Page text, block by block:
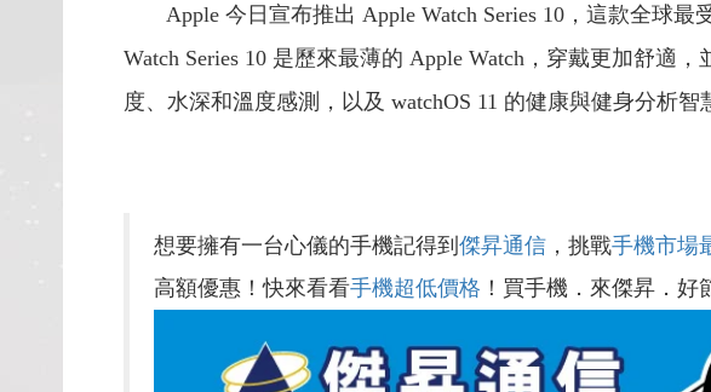
Apple 今日宣布推出 Apple Watch Series 10，這款全球最
Watch Series 10 是歷來最薄的 Apple Watch，穿戴更加舒適
度、水深和溫度感測，以及 watchOS 11 的健康與健身分析智
想要擁有一台心儀的手機記得到傑昇通信 ，挑戰手機市場
高額優惠！快來看看手機超低價格 ！買手機．來傑昇．好